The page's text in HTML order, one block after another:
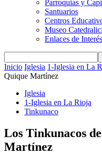
Parroquias y
Santuarios
Centros
Museo
Enlaces de Interés
Inicio Iglesia 1-Iglesia en La
Quique Martínez
Iglesia
1-Iglesia en La Rioja
Tinkunaco
Los Tinkunacos
Martínez